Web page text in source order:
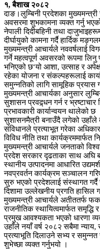
१, बैशाख २०८२
दाङ।लुम्बिनी प्रदेशका
अवसरमा शुभकामना व्यक्त गर्नु
नेपाली दिदीबहिनी तथा
दीर्घायुको कामना गर्दै हार्दिक
मुख्यमन्त्री आचार्यले नववर्षलाई
गर्ने महत्वपूर्ण अवसरको रूपमा
भनिएको छ‘यो आशा, उत्साह र
रहेका योजना र संकल्पहरूलाई
समुन्नतिको लागि सामूहिक
मुख्यमन्त्री आचार्यका अनुसार
सुशासन प्रवद्र्धन गर्न र भ्रष्टाचार
प्रभावकारी कार्यान्वयन थालेको
सुशासनमैत्री बनाउँदै लगेको उहाँले
संविधानले प्रत्याभूत गरेका
विविध नीति तथा कार्यक्रममार्फत
मुख्यमन्त्री आचार्यले जनताको
प्रदेश सरकार दृढताका साथ अघि
स्थानीय उत्पादनमा आधारित
नवप्रवर्तन कार्यक्रम सञ्चालन
सुरु भएको प्रदेशलाई संस्थागत गर्दै
दिशामा उल्लेखनीय प्रगति हासिल
मुख्यमन्त्री आचार्यले अतीततर्फ
राजनीतिक स्थायित्वमार्फत
प्रमुख आवश्यकता भएको धारणा
उहाँले नयाँ वर्ष २०८२ सबैमा
प्रत्याभूति दिलाउने सभ्य र समुन्नत
शुभेच्छा व्यक्त गर्नुभयो ।